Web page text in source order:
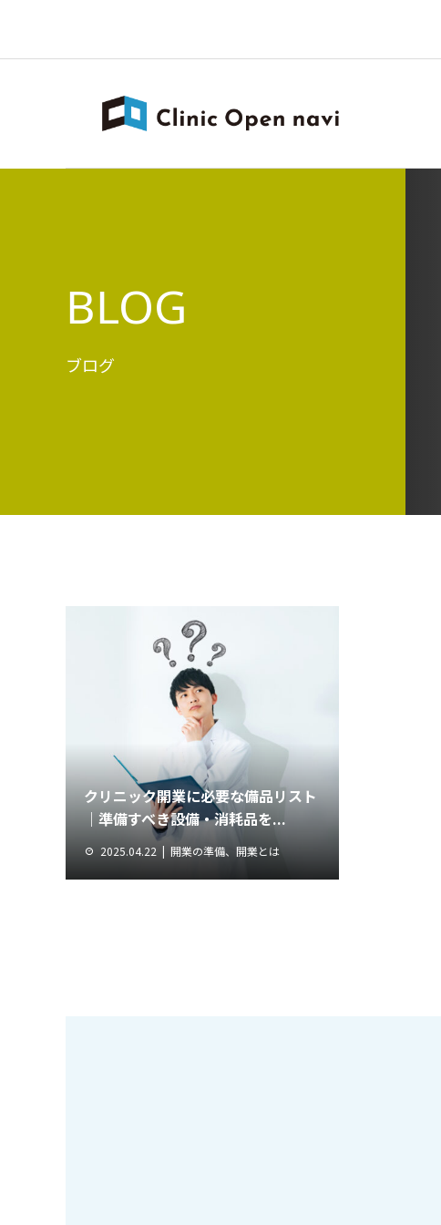
BLOG
ブログ
クリニック開業に必要な備品リスト
｜準備すべき設備・消耗品を...
2025.04.22 開業の準備、開業とは